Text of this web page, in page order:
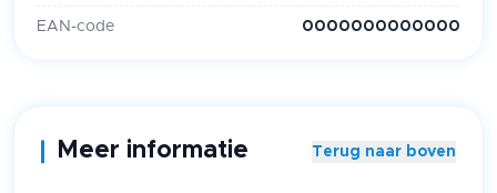
EAN-code 0000000000000
Meer informatie Terug naar boven